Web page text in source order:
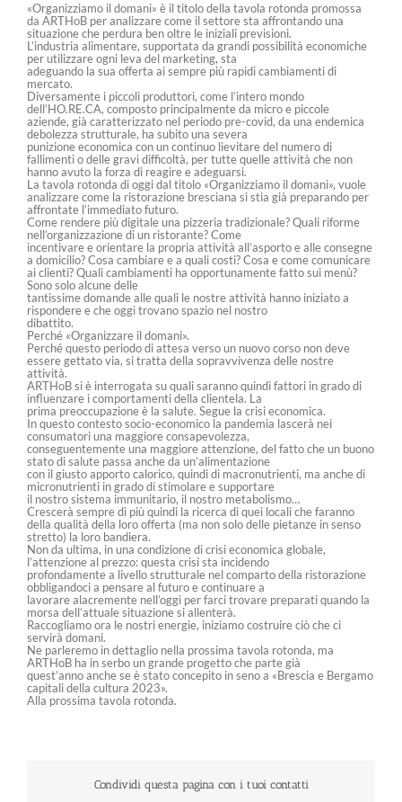
«Organizziamo il domani» è il titolo della tavola rotonda promossa
da ARTHoB per analizzare come il settore sta affrontando una
situazione che perdura ben oltre le iniziali previsioni.
L’industria alimentare, supportata da grandi possibilità economiche
per utilizzare ogni leva del marketing, sta
adeguando la sua offerta ai sempre più rapidi cambiamenti di
mercato.
Diversamente i piccoli produttori, come l’intero mondo
dell’HO.RE.CA, composto principalmente da micro e piccole
aziende, già caratterizzato nel periodo pre-covid, da una endemica
debolezza strutturale, ha subito una severa
punizione economica con un continuo lievitare del numero di
fallimenti o delle gravi difficoltà, per tutte quelle attività che non
hanno avuto la forza di reagire e adeguarsi.
La tavola rotonda di oggi dal titolo «Organizziamo il domani», vuole
analizzare come la ristorazione bresciana si stia già preparando per
affrontate l’immediato futuro.
Come rendere più digitale una pizzeria tradizionale? Quali riforme
nell’organizzazione di un ristorante? Come
incentivare e orientare la propria attività all’asporto e alle consegne
a domicilio? Cosa cambiare e a quali costi? Cosa e come comunicare
ai clienti? Quali cambiamenti ha opportunamente fatto sui menù?
Sono solo alcune delle
tantissime domande alle quali le nostre attività hanno iniziato a
rispondere e che oggi trovano spazio nel nostro
dibattito.
Perché «Organizzare il domani».
Perché questo periodo di attesa verso un nuovo corso non deve
essere gettato via, si tratta della sopravvivenza delle nostre
attività.
ARTHoB si è interrogata su quali saranno quindi fattori in grado di
influenzare i comportamenti della clientela. La
prima preoccupazione è la salute. Segue la crisi economica.
In questo contesto socio-economico la pandemia lascerà nei
consumatori una maggiore consapevolezza,
conseguentemente una maggiore attenzione, del fatto che un buono
stato di salute passa anche da un’alimentazione
con il giusto apporto calorico, quindi di macronutrienti, ma anche di
micronutrienti in grado di stimolare e supportare
il nostro sistema immunitario, il nostro metabolismo…
Crescerà sempre di più quindi la ricerca di quei locali che faranno
della qualità della loro offerta (ma non solo delle pietanze in senso
stretto) la loro bandiera.
Non da ultima, in una condizione di crisi economica globale,
l’attenzione al prezzo: questa crisi sta incidendo
profondamente a livello strutturale nel comparto della ristorazione
obbligandoci a pensare al futuro e continuare a
lavorare alacremente nell’oggi per farci trovare preparati quando la
morsa dell’attuale situazione si allenterà.
Raccogliamo ora le nostri energie, iniziamo costruire ciò che ci
servirà domani.
Ne parleremo in dettaglio nella prossima tavola rotonda, ma
ARTHoB ha in serbo un grande progetto che parte già
quest’anno anche se è stato concepito in seno a «Brescia e Bergamo
capitali della cultura 2023».
Alla prossima tavola rotonda.
Condividi questa pagina con i tuoi contatti